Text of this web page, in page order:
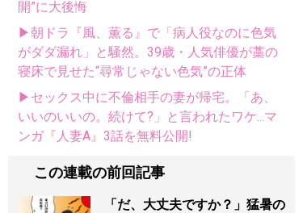
開”に大後悔
▶朝ドラ『風、薫る』で「病人役なのに色気
がダダ漏れ」と騒然。39歳・人気俳優が藁の
寝床で見せた“尋常じゃない色気”の正体
▶セックス中に不倫相手の妻が帰宅。「あ、
いいのいいの。続けて?」と言われたワケ...マ
ンガ『人妻A』3話を無料公開!
この連載の前回記事
「だ、大丈夫ですか？」猛暑の